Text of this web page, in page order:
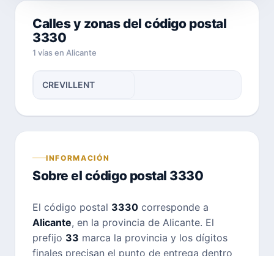
Calles y zonas del código postal
3330
1 vías en Alicante
CREVILLENT
INFORMACIÓN
Sobre el código postal 3330
El código postal 3330 corresponde a
Alicante, en la provincia de Alicante. El
prefijo 33 marca la provincia y los dígitos
finales precisan el punto de entrega dentro